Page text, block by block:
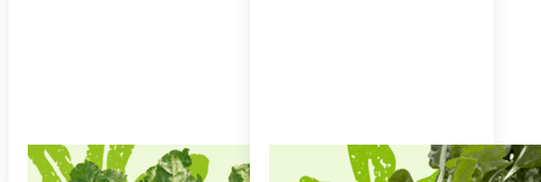
Sukkerroer ØKO-roer